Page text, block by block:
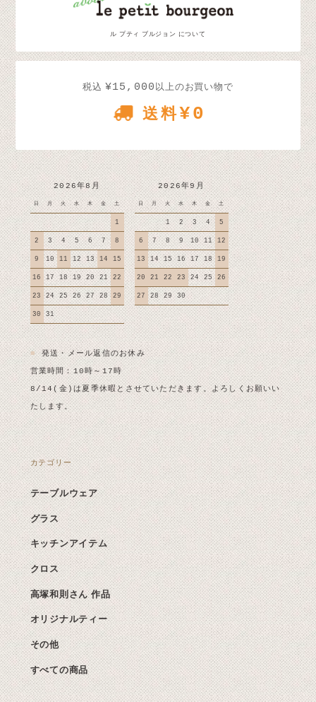
ル プティ ブルジョン について
税込 ¥15,000 以上のお買い物で
送料¥0
2026年8月
日 月 火 水 木 金 土
1
2 3 4 5 6 7 8
9 10 11 12 13 14 15
16 17 18 19 20 21 22
23 24 25 26 27 28 29
30 31
2026年9月
日 月 火 水 木 金 土
1 2 3 4 5
6 7 8 9 10 11 12
13 14 15 16 17 18 19
20 21 22 23 24 25 26
27 28 29 30
■発送・メール返信のお休み
営業時間：10時～17時
8/14(金)は夏季休暇とさせていただきます。よろしくお願いい
たします。
カテゴリー
テーブルウェア
グラス
キッチンアイテム
クロス
高塚和則さん 作品
オリジナルティー
その他
すべての商品